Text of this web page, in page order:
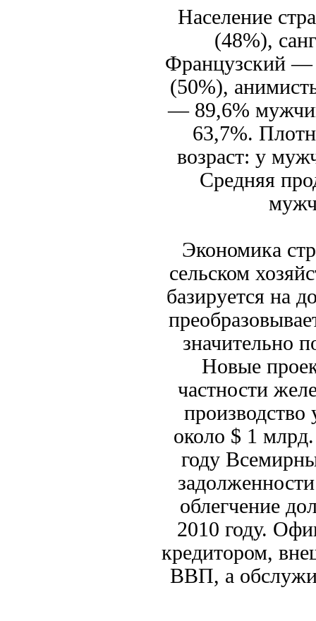
Население
(48%),
Французский —
(50%),
— 89,6%
63,7%.
возраст: у
Средняя
Экономика
сельском
базируется на
значительно
Новые
частности
производство
около $ 1 млрд.
году
облегчение
2010 году.
кредитором,
ВВП, а